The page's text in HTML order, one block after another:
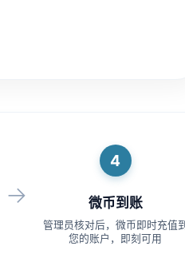
→
4
微币到账
管理员核对后，微币即时充值
您的账户，即刻可用